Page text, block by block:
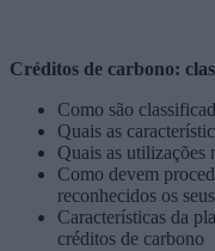
Créditos de carbono:
Como são
Quais as
Quais as utilizações
Como devem
reconhecidos os
Características da
créditos de carbono